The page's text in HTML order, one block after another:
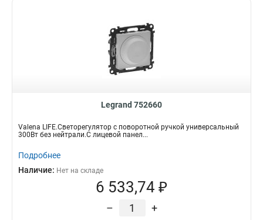
Legrand 752660
Valena LIFE.Светорегулятор с поворотной ручкой универсальный
300Вт без нейтрали.С лицевой панел...
Подробнее
Наличие: Нет на складе
6 533,74 ₽
– +